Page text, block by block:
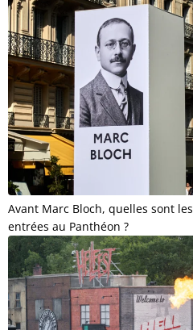
Avant Marc Bloch, quelles sont
entrées au Panthéon ?